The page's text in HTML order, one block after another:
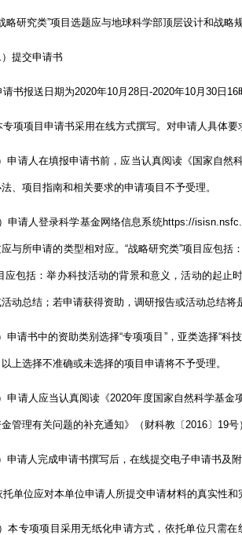
研究类”项目选题应与地球科学部顶层设计和战略规
交申请书
报送日期为2020年10月28日-2020年10月30日16
项目申请书采用在线方式撰写。对申请人具体要
请人在填报申请书前，应当认真阅读《国家自然
、项目指南和相关要求的申请项目不予受理。
请人登录科学基金网络信息系统https://
与所申请的类型相对应。“战略研究类”项目应包
应包括：举办科技活动的背景和意义，活动的起
动总结；若申请获得资助，调研报告或活动总结将
请书中的资助类别选择“专项项目”，亚类选择“科
上选择不准确或未选择的项目申请将不予受理。
请人应当认真阅读《2020年度国家自然科学基金
管理有关问题的补充通知》（财科教〔2016〕19
请人完成申请书撰写后，在线提交电子申请书及附
位应对本单位申请人所提交申请材料的真实性和
专项项目采用无纸化申请方式，依托单位只需在